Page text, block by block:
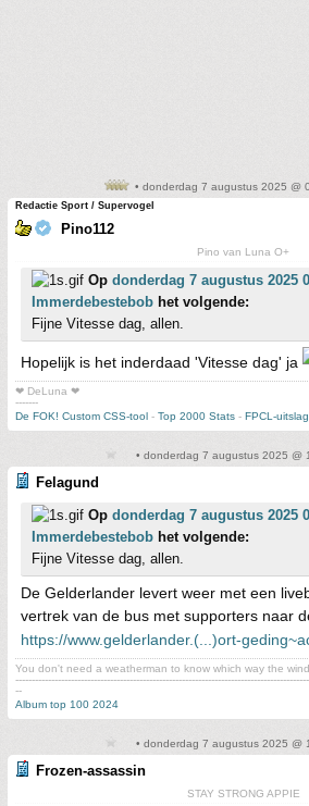
• donderdag 7 augustus 2025 @
Redactie Sport / Supervogel
Pino112
Pino van Luna O+
Op donderdag 7 augustus 2025
Immerdebestebob het volgende:
Fijne Vitesse dag, allen.
Hopelijk is het inderdaad 'Vitesse dag' ja
❤ DeLuna ❤
-------
De FOK! Custom CSS-tool - Top 2000 Stats - FPCL-
• donderdag 7 augustus 2025 @
Felagund
Op donderdag 7 augustus 2025
Immerdebestebob het volgende:
Fijne Vitesse dag, allen.
De Gelderlander levert weer met een
vertrek van de bus met supporters naar
https://www.gelderlander.(...)ort-
You don't need a weatherman to know which way the wind
--
Album top 100 2024
• donderdag 7 augustus 2025 @
Frozen-assassin
STAY STRONG APPIE